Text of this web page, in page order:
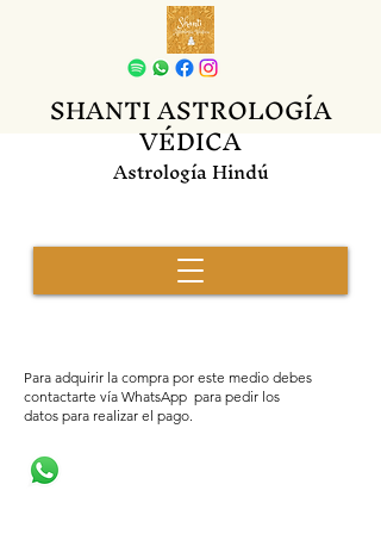
SHANTI ASTROLOGÍA
VÉDICA
Astrología Hindú
Para adquirir la compra por este medio debes
contactarte vía WhatsApp para pedir los
datos para realizar el pago.